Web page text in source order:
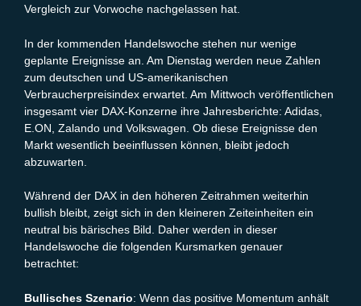
Vergleich zur Vorwoche nachgelassen hat.
In der kommenden Handelswoche stehen nur wenige
geplante Ereignisse an. Am Dienstag werden neue Zahlen
zum deutschen und US-amerikanischen
Verbraucherpreisindex erwartet. Am Mittwoch veröffentlichen
insgesamt vier DAX-Konzerne ihre Jahresberichte: Adidas,
E.ON, Zalando und Volkswagen. Ob diese Ereignisse den
Markt wesentlich beeinflussen können, bleibt jedoch
abzuwarten.
Während der DAX in den höheren Zeitrahmen weiterhin
bullish bleibt, zeigt sich in den kleineren Zeiteinheiten ein
neutral bis bärisches Bild. Daher werden in dieser
Handelswoche die folgenden Kursmarken genauer
betrachtet:
Bullisches Szenario: Wenn das positive Momentum anhält